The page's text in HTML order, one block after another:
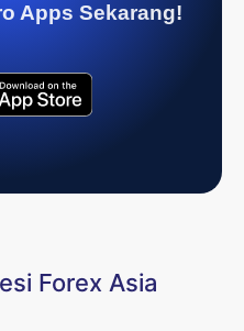
Apps Sekarang!
Forex Asia